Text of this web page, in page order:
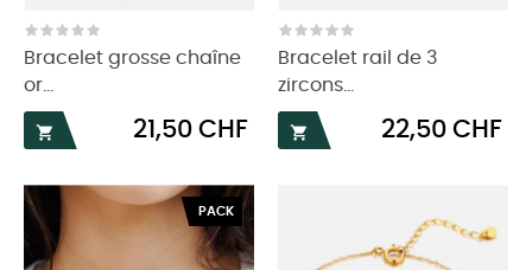
Bracelet grosse chaîne
or...

Prix
21,50 CHF
Bracelet rail de 3
zircons...

Prix
22,50 CHF
PACK